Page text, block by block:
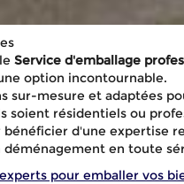
Service d'emballage
option incontournable.
sur-mesure et adaptées
soient résidentiels ou
d'une expertise
déménagement en toute
pour emballer vos